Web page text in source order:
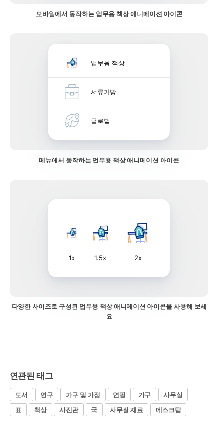
모바일에서 동작하는 업무용 책상 애니메이션 아이콘
업무용 책상
서류가방
글로벌
메뉴에서 동작하는 업무용 책상 애니메이션 아이콘
1x 1.5x 2x
다양한 사이즈로 구성된 업무용 책상 애니메이션 아이콘을 사용해 보세
요
연관된 태그
도서 연구 가구 및 가정 연필 가구
사무실
표
책상 사진관 국 사무실 재료 데스크탑